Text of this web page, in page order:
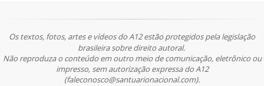
Os textos, fotos, artes e vídeos do A12 estão protegidos pela legislação
brasileira sobre direito autoral.
Não reproduza o conteúdo em outro meio de comunicação, eletrônico ou
impresso, sem autorização expressa do A12
(faleconosco@santuarionacional.com).